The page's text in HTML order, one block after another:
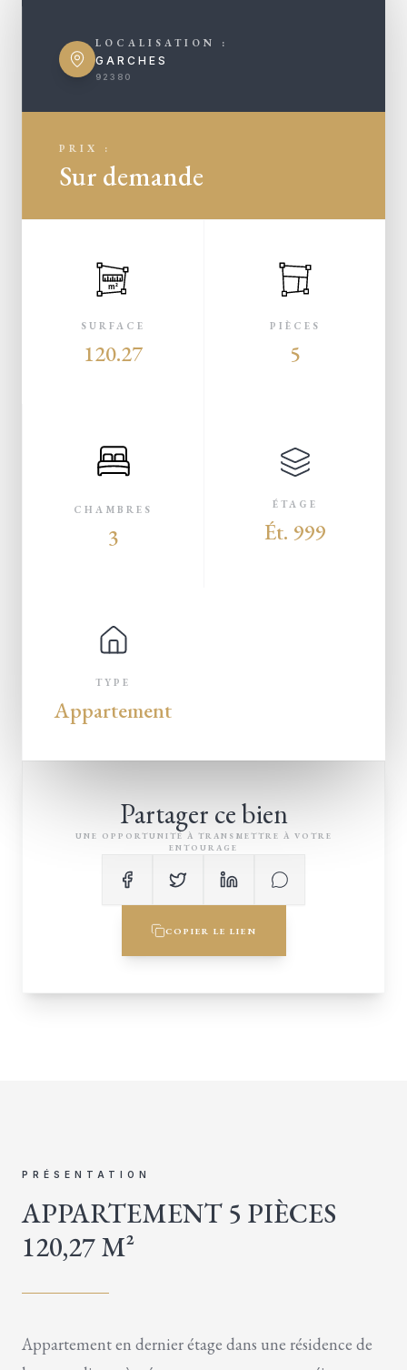
LOCALISATION :
GARCHES
92380
PRIX :
Sur demande
m²
SURFACE
120.27
PIÈCES
5
CHAMBRES
3
ÉTAGE
Ét. 999
TYPE
Appartement
Partager ce bien
UNE OPPORTUNITÉ À TRANSMETTRE À VOTRE
ENTOURAGE
COPIER LE LIEN
PRÉSENTATION
APPARTEMENT 5 PIÈCES
120,27 M²
Appartement en dernier étage dans une résidence de